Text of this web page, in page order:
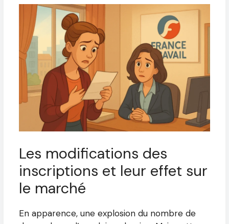
Les modifications des
inscriptions et leur effet sur
le marché
En apparence, une explosion du nombre de